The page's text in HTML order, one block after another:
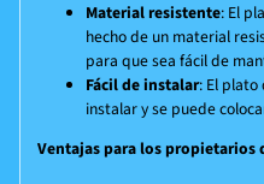
Material resistente: El
hecho de un material
para que sea fácil de
Fácil de instalar: El plato
instalar y se puede
Ventajas para los propietarios